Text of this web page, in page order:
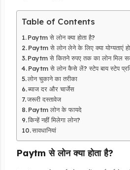
Table of Contents
Paytm से लोन क्या होता है?
Paytm से लोन लेने के लिए क्या योग्यताएं
Paytm से कितने रुपए तक का लोन मिल
Paytm से लोन कैसे लें? स्टेप बाय स्टेप
लोन चुकाने का तरीका
ब्याज दर और चार्जेस
जरूरी दस्तावेज
Paytm लोन के फायदे
किन्हें नहीं मिलेगा लोन?
सावधानियां
Paytm से लोन क्या होता है?